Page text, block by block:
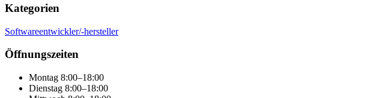
Kategorien
Softwareentwickler/-hersteller
Öffnungszeiten
Montag 8:00–18:00
Dienstag 8:00–18:00